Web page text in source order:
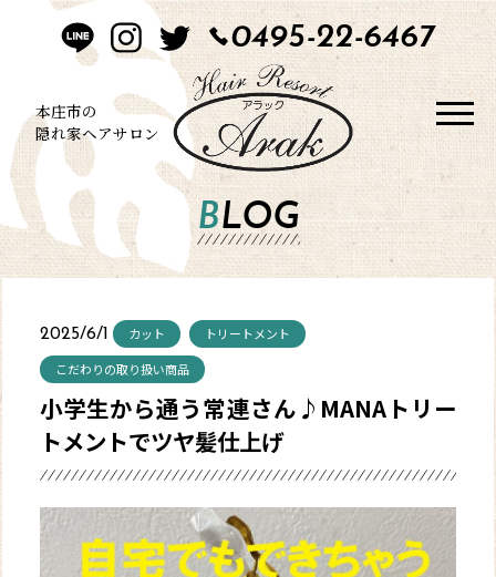
HOME
CONCEPT
STYLE
MENU
SALON
CONTACT
WEB予約
0495-22-6467
本庄市の
隠れ家ヘアサロン
BLOG
2025/6/1 カット
トリートメント
こだわりの取り扱い商品
小学生から通う常連さん♪MANAトリー
トメントでツヤ髪仕上げ